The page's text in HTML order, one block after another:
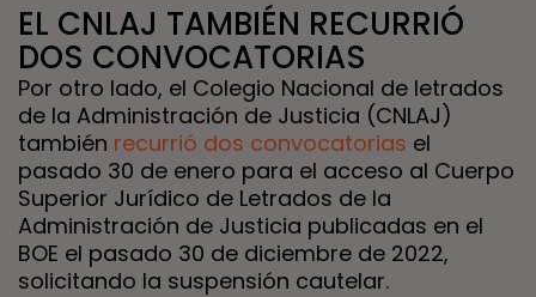
EL CNLAJ TAMBIÉN RECURRIÓ
DOS CONVOCATORIAS
Por otro lado, el Colegio Nacional de letrados
de la Administración de Justicia (CNLAJ)
también recurrió dos convocatorias el
pasado 30 de enero para el acceso al Cuerpo
Superior Jurídico de Letrados de la
Administración de Justicia publicadas en el
BOE el pasado 30 de diciembre de 2022,
solicitando la suspensión cautelar.